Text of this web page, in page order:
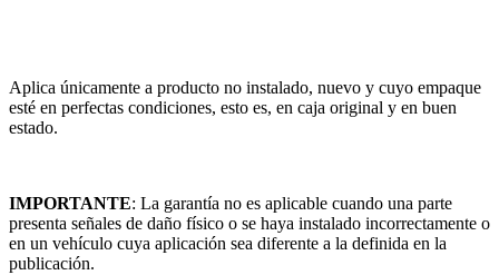
Aplica únicamente a producto no instalado, nuevo y cuyo empaque
esté en perfectas condiciones, esto es, en caja original y en buen
estado.
IMPORTANTE: La garantía no es aplicable cuando una parte
presenta señales de daño físico o se haya instalado incorrectamente o
en un vehículo cuya aplicación sea diferente a la definida en la
publicación.